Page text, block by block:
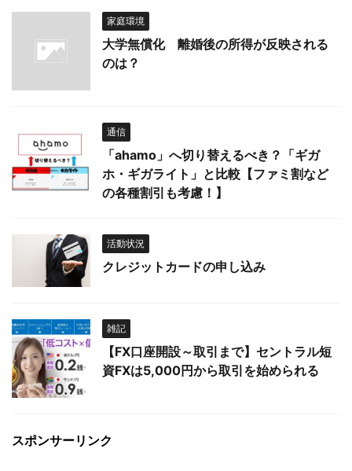
家庭環境
大学無償化 離婚後の所得が反映される
のは？
通信
「ahamo」へ切り替えるべき？「ギガ
ホ・ギガライト」と比較【ファミ割など
の各種割引も考慮！】
活動状況
クレジットカードの申し込み
雑記
【FX口座開設～取引まで】セントラル短
資FXは5,000円から取引を始められる
スポンサーリンク